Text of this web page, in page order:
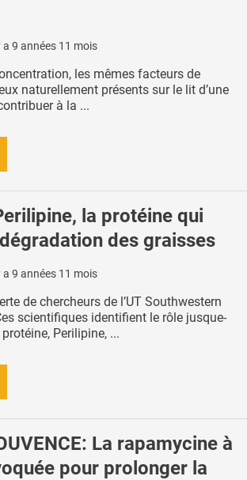
a 9 années 11 mois
les mêmes facteurs de
naturellement présents sur le lit d’une
à la ...
la protéine qui
des graisses
a 9 années 11 mois
de chercheurs de l’UT Southwestern
scientifiques identifient le rôle jusque-
protéine, Perilipine, ...
La rapamycine à
pour prolonger la